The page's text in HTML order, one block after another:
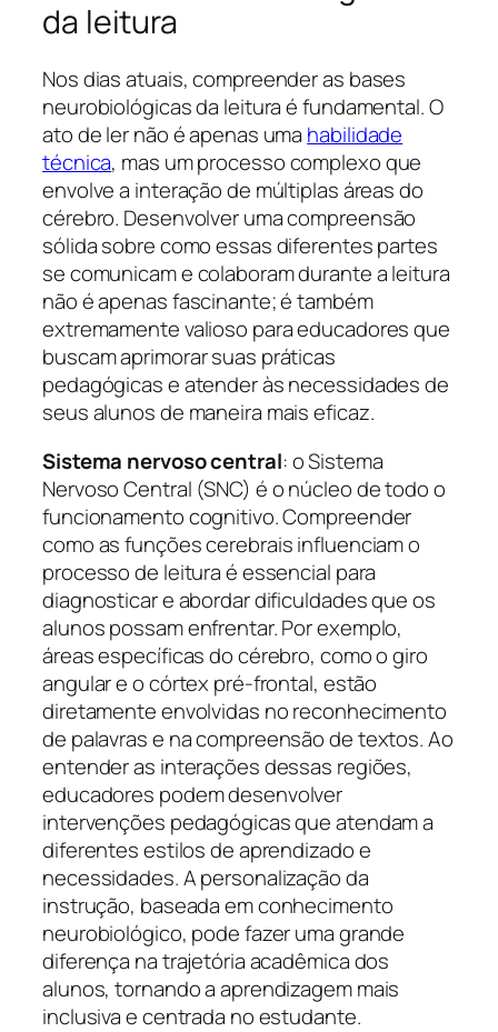
da leitura
Nos dias atuais, compreender as bases
neurobiológicas da leitura é fundamental. O
ato de ler não é apenas uma habilidade
técnica, mas um processo complexo que
envolve a interação de múltiplas áreas do
cérebro. Desenvolver uma compreensão
sólida sobre como essas diferentes partes
se comunicam e colaboram durante a leitura
não é apenas fascinante; é também
extremamente valioso para educadores que
buscam aprimorar suas práticas
pedagógicas e atender às necessidades de
seus alunos de maneira mais eficaz.
Sistema nervoso central: o Sistema
Nervoso Central (SNC) é o núcleo de todo o
funcionamento cognitivo. Compreender
como as funções cerebrais influenciam o
processo de leitura é essencial para
diagnosticar e abordar dificuldades que os
alunos possam enfrentar. Por exemplo,
áreas específicas do cérebro, como o giro
angular e o córtex pré-frontal, estão
diretamente envolvidas no reconhecimento
de palavras e na compreensão de textos. Ao
entender as interações dessas regiões,
educadores podem desenvolver
intervenções pedagógicas que atendam a
diferentes estilos de aprendizado e
necessidades. A personalização da
instrução, baseada em conhecimento
neurobiológico, pode fazer uma grande
diferença na trajetória acadêmica dos
alunos, tornando a aprendizagem mais
inclusiva e centrada no estudante.